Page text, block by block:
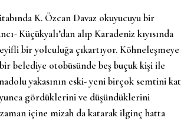
K. Özcan Davaz okuyucuyu bir
Küçükyalı’dan alıp Karadeniz kıyısında
bir yolculuğa çıkartıyor. Köhneleşmeye
belediye otobüsünde beş buçuk kişi ile
yakasının eski- yeni birçok semtini kat
gördüklerini ve düşündüklerini
içine mizah da katarak ilginç hatta